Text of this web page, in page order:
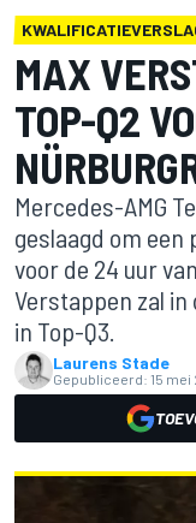
MAX
TOP-Q2
Mercedes-AMG
geslaagd om een
voor de 24 uur
Verstappen zal
in Top-Q3.
Laurens Stade
Gepubliceerd: 15